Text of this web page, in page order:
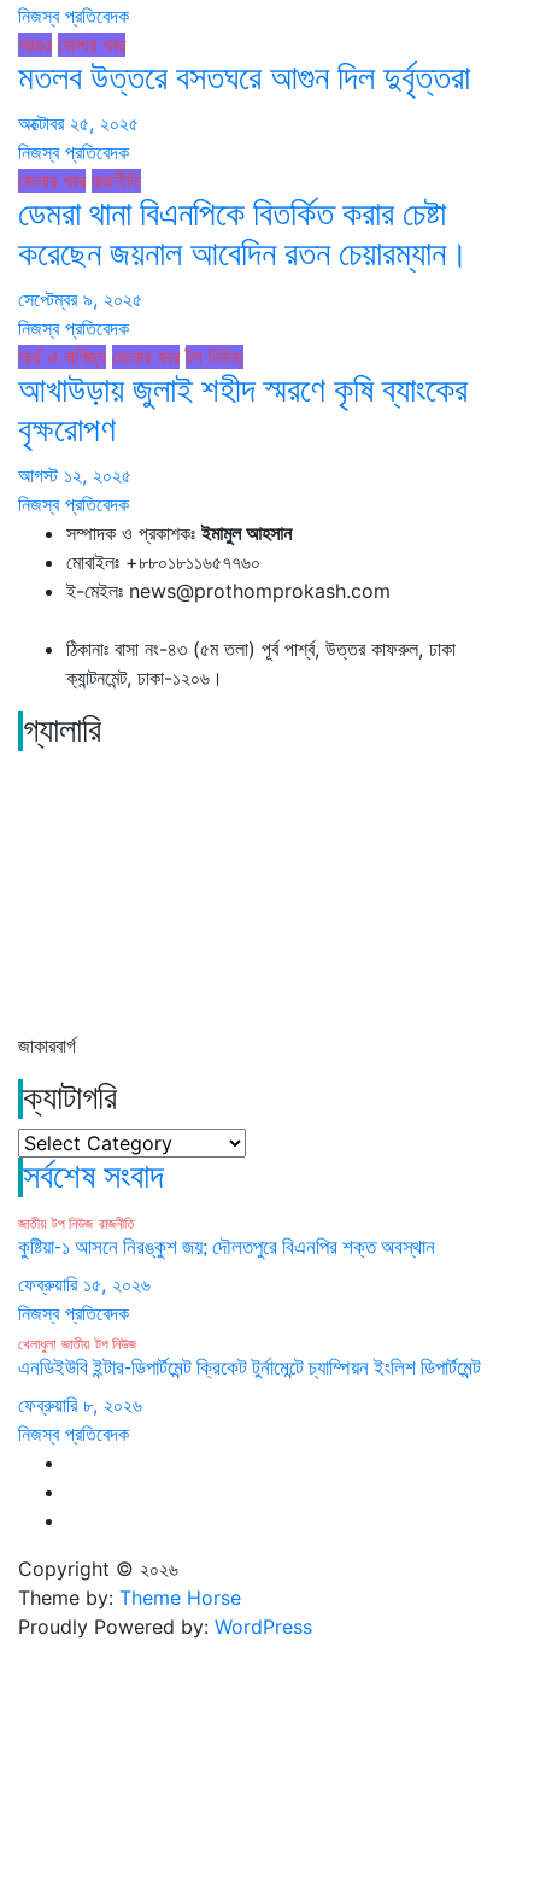
নিজস্ব প্রতিবেদক
আরও জেলার খবর
মতলব উত্তরে বসতঘরে আগুন দিল দুর্বৃত্তরা
অক্টোবর ২৫, ২০২৫
নিজস্ব প্রতিবেদক
জেলার খবর রাজনীতি
ডেমরা থানা বিএনপিকে বিতর্কিত করার চেষ্টা
করেছেন জয়নাল আবেদিন রতন চেয়ারম্যান।
সেপ্টেম্বর ৯, ২০২৫
নিজস্ব প্রতিবেদক
অর্থ ও বাণিজ্য জেলার খবর টপ নিউজ
আখাউড়ায় জুলাই শহীদ স্মরণে কৃষি ব্যাংকের
বৃক্ষরোপণ
আগস্ট ১২, ২০২৫
নিজস্ব প্রতিবেদক
সম্পাদক ও প্রকাশকঃইমামুল আহসান
মোবাইলঃ +৮৮০১৮১১৬৫৭৭৬০
ই-মেইলঃ news@prothomprokash.com
ঠিকানাঃ বাসা নং-৪৩ (৫ম তলা) পূর্ব পার্শ্ব, উত্তর কাফরুল, ঢাকা
ক্যান্টনমেন্ট, ঢাকা-১২০৬।
গ্যালারি
জাকারবার্গ
ক্যাটাগরি
ক্যাটাগরি
সর্বশেষ সংবাদ
জাতীয় টপ নিউজ রাজনীতি
কুষ্টিয়া-১ আসনে নিরঙ্কুশ জয়; দৌলতপুরে বিএনপির শক্ত অবস্থান
ফেব্রুয়ারি ১৫, ২০২৬
নিজস্ব প্রতিবেদক
খেলাধুলা জাতীয় টপ নিউজ
এনডিইউবি ইন্টার-ডিপার্টমেন্ট ক্রিকেট টুর্নামেন্টে চ্যাম্পিয়ন ইংলিশ ডিপার্টমেন্ট
ফেব্রুয়ারি ৮, ২০২৬
নিজস্ব প্রতিবেদক
Copyright © ২০২৬
Theme by: Theme Horse
Proudly Powered by: WordPress